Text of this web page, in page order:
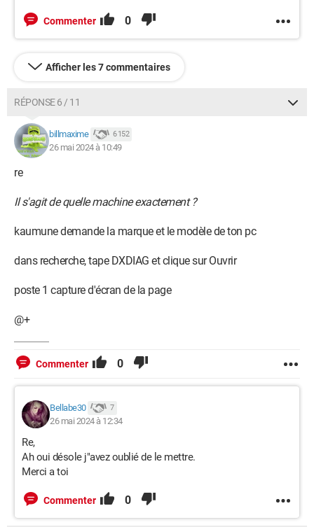
Commenter 0
Afficher les 7 commentaires
RÉPONSE 6 / 11
billmaxime 6 152
26 mai 2024 à 10:49
re
Il s'agit de quelle machine exactement ?
kaumune demande la marque et le modèle de ton pc
dans recherche, tape DXDIAG et clique sur Ouvrir
poste 1 capture d'écran de la page
@+
Commenter 0
Bellabe30 7
26 mai 2024 à 12:34
Re,
Ah oui désole j"avez oublié de le mettre.
Merci a toi
Commenter 0